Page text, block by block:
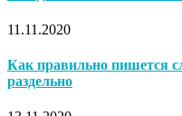
11.11.2020
Как правильно пишется
раздельно